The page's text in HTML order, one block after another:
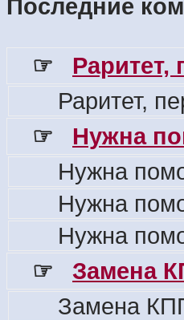
Последние
☞
Раритет,
Раритет,
☞
Нужна
Нужна
Нужна
Нужна
☞
Замена
Замена